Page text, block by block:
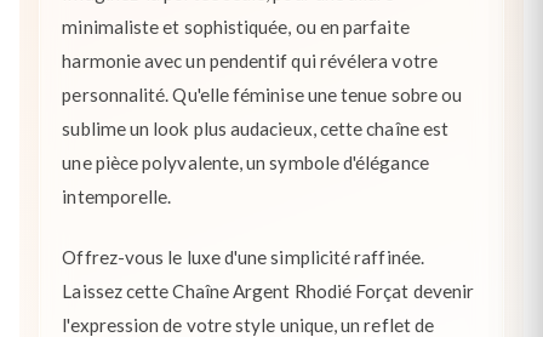
minimaliste et sophistiquée, ou en parfaite
harmonie avec un pendentif qui révélera votre
personnalité. Qu'elle féminise une tenue sobre ou
sublime un look plus audacieux, cette chaîne est
une pièce polyvalente, un symbole d'élégance
intemporelle.
Offrez-vous le luxe d'une simplicité raffinée.
Laissez cette Chaîne Argent Rhodié Forçat devenir
l'expression de votre style unique, un reflet de